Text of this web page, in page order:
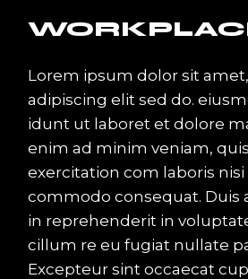
Lorem ipsum dolor sit
adipiscing elit sed do.
idunt ut laboret et dolore
enim ad minim veniam,
exercitation com laboris nisi
commodo consequat. Duis
in reprehenderit in
cillum re eu fugiat nullate
Excepteur sint occaecat